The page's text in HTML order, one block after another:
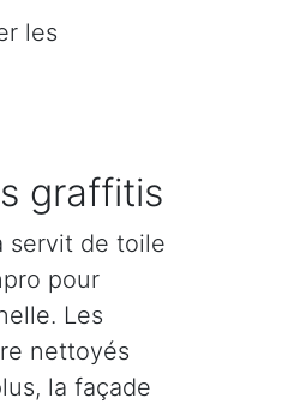
les
graffitis
servit de toile
pour
Les
nettoyés
la façade